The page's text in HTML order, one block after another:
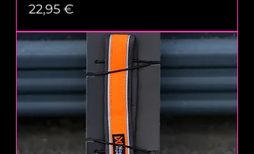
Prix
22,95 €